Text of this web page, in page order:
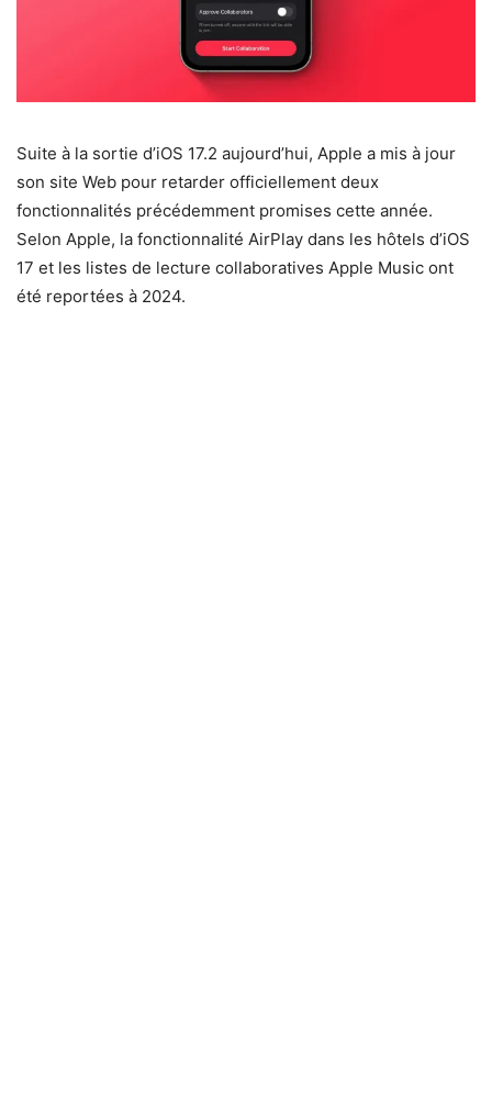
Suite à la sortie d’iOS 17.2 aujourd’hui, Apple a mis à jour
son site Web pour retarder officiellement deux
fonctionnalités précédemment promises cette année.
Selon Apple, la fonctionnalité AirPlay dans les hôtels d’iOS
17 et les listes de lecture collaboratives Apple Music ont
été reportées à 2024.